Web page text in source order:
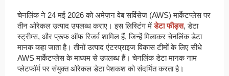
चेनलिंक ने 24 मई 2026 को अमेज़न वेब सर्विसेज (AWS) मार्केटप्लेस पर
तीन ओरेकल उत्पाद उपलब्ध कराए। इस लिस्टिंग मेंडेटा फीड्स, डेटा
स्ट्रीम्स, और प्रूफ ऑफ रिजर्व शामिल हैं, जिन्हें मिलाकर चेनलिंक डेटा
मानक कहा जाता है। तीनों उत्पाद एंटरप्राइज विकास टीमों के लिए सीधे
AWS मार्केटप्लेस के माध्यम से उपलब्ध हैं। चेनलिंक डेटा मानक नाम
प्लेटफॉर्म पर संयुक्त ओरेकल डेटा पेशकश को संदर्भित करता है।